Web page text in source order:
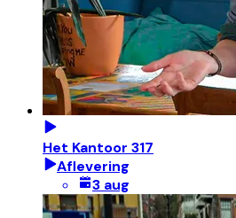
Het Kantoor 317
Aflevering
3 aug